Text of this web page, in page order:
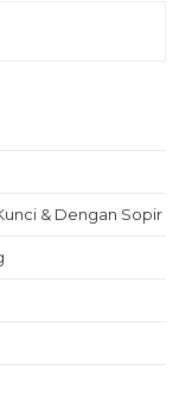
& Dengan Sopir